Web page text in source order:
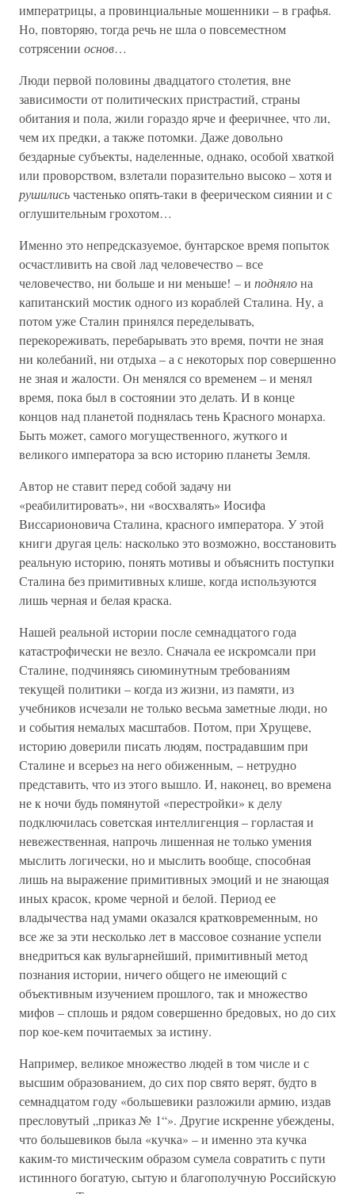
императрицы, а провинциальные мошенники – в графья.
Но, повторяю, тогда речь не шла о повсеместном
сотрясении основ…
Люди первой половины двадцатого столетия, вне
зависимости от политических пристрастий, страны
обитания и пола, жили гораздо ярче и фееричнее, что ли,
чем их предки, а также потомки. Даже довольно
бездарные субъекты, наделенные, однако, особой хваткой
или проворством, взлетали поразительно высоко – хотя и
рушилисьчастенько опять-таки в феерическом сиянии и с
оглушительным грохотом…
Именно это непредсказуемое, бунтарское время попыток
осчастливить на свой лад человечество – все
человечество, ни больше и ни меньше! – и поднялона
капитанский мостик одного из кораблей Сталина. Ну, а
потом уже Сталин принялся переделывать,
перекореживать, перебарывать это время, почти не зная
ни колебаний, ни отдыха – а с некоторых пор совершенно
не зная и жалости. Он менялся со временем – и менял
время, пока был в состоянии это делать. И в конце
концов над планетой поднялась тень Красного монарха.
Быть может, самого могущественного, жуткого и
великого императора за всю историю планеты Земля.
Автор не ставит перед собой задачу ни
«реабилитировать», ни «восхвалять» Иосифа
Виссарионовича Сталина, красного императора. У этой
книги другая цель: насколько это возможно, восстановить
реальную историю, понять мотивы и объяснить поступки
Сталина без примитивных клише, когда используются
лишь черная и белая краска.
Нашей реальной истории после семнадцатого года
катастрофически не везло. Сначала ее искромсали при
Сталине, подчиняясь сиюминутным требованиям
текущей политики – когда из жизни, из памяти, из
учебников исчезали не только весьма заметные люди, но
и события немалых масштабов. Потом, при Хрущеве,
историю доверили писать людям, пострадавшим при
Сталине и всерьез на него обиженным, – нетрудно
представить, что из этого вышло. И, наконец, во времена
не к ночи будь помянутой «перестройки» к делу
подключилась советская интеллигенция – горластая и
невежественная, напрочь лишенная не только умения
мыслить логически, но и мыслить вообще, способная
лишь на выражение примитивных эмоций и не знающая
иных красок, кроме черной и белой. Период ее
владычества над умами оказался кратковременным, но
все же за эти несколько лет в массовое сознание успели
внедриться как вульгарнейший, примитивный метод
познания истории, ничего общего не имеющий с
объективным изучением прошлого, так и множество
мифов – сплошь и рядом совершенно бредовых, но до сих
пор кое-кем почитаемых за истину.
Например, великое множество людей в том числе и с
высшим образованием, до сих пор свято верят, будто в
семнадцатом году «большевики разложили армию, издав
пресловутый „приказ № 1“». Другие искренне убеждены,
что большевиков была «кучка» – и именно эта кучка
каким-то мистическим образом сумела совратить с пути
истинного богатую, сытую и благополучную Российскую